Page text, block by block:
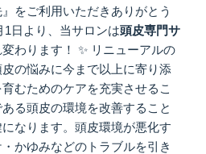
をご利用いただきありがとう
1日より、当サロンは頭皮専門サ
わります！ ✨ リニューアルの
の悩みに今まで以上に寄り添
むためのケアを充実させるこ
る頭皮の環境を改善すること
なります。頭皮環境が悪化す
かゆみなどのトラブルを引き